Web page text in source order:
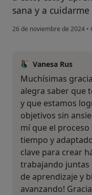
sana y a
26 de noviembre de 2024 •
Vanesa Rus
Muchísimas
alegra saber que
y que estamos
objetivos sin
mí que el
tiempo y
clave para crear
trabajando juntas
de aprendizaje y
avanzando!